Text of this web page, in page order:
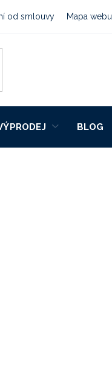
od smlouvy Mapa webu
BLOG